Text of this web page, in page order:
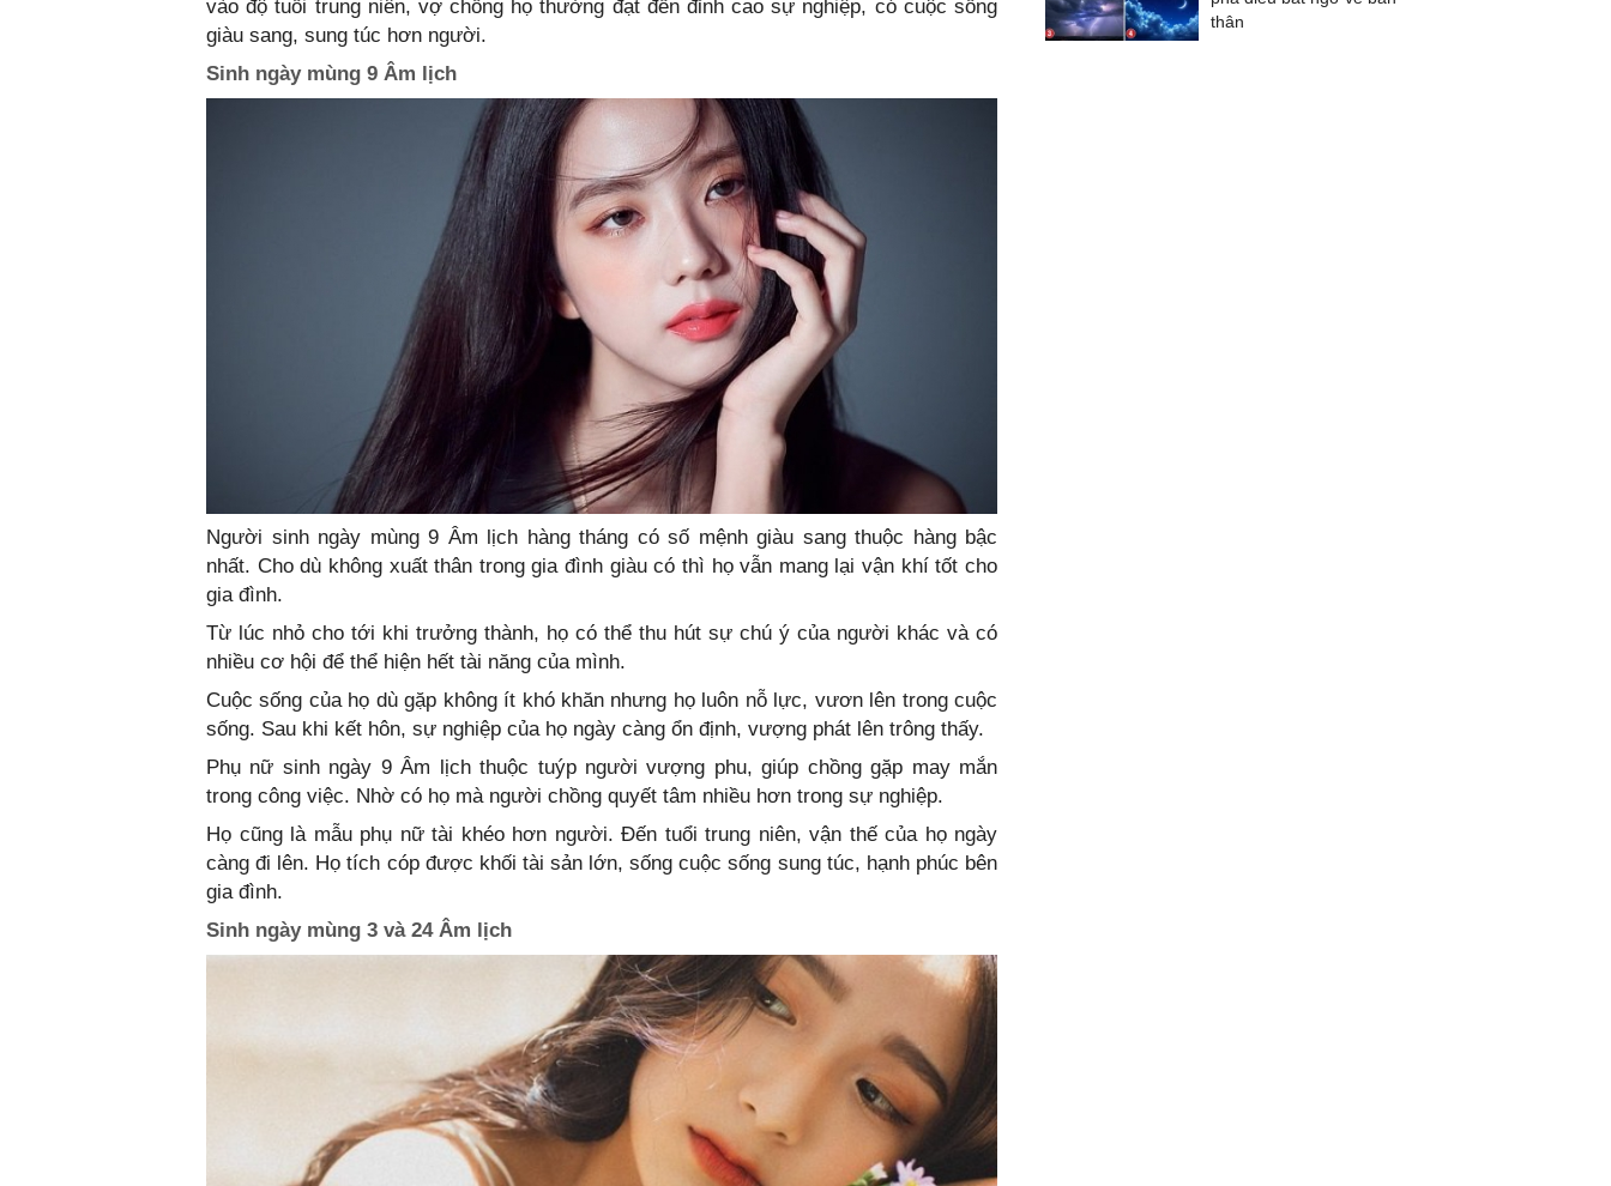
vào độ tuổi trung niên, vợ chồng họ thường đạt đến đỉnh cao sự nghiệp, có cuộc sống
giàu sang, sung túc hơn người.
Sinh ngày mùng 9 Âm lịch
Người sinh ngày mùng 9 Âm lịch hàng tháng có số mệnh giàu sang thuộc hàng bậc
nhất. Cho dù không xuất thân trong gia đình giàu có thì họ vẫn mang lại vận khí tốt cho
gia đình.
Từ lúc nhỏ cho tới khi trưởng thành, họ có thể thu hút sự chú ý của người khác và có
nhiều cơ hội để thể hiện hết tài năng của mình.
Cuộc sống của họ dù gặp không ít khó khăn nhưng họ luôn nỗ lực, vươn lên trong cuộc
sống. Sau khi kết hôn, sự nghiệp của họ ngày càng ổn định, vượng phát lên trông thấy.
Phụ nữ sinh ngày 9 Âm lịch thuộc tuýp người vượng phu, giúp chồng gặp may mắn
trong công việc. Nhờ có họ mà người chồng quyết tâm nhiều hơn trong sự nghiệp.
Họ cũng là mẫu phụ nữ tài khéo hơn người. Đến tuổi trung niên, vận thế của họ ngày
càng đi lên. Họ tích cóp được khối tài sản lớn, sống cuộc sống sung túc, hạnh phúc bên
gia đình.
Sinh ngày mùng 3 và 24 Âm lịch
thân